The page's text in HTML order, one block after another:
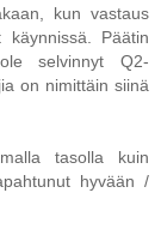
kun vastaus
Päätin
selvinnyt Q2-
on nimittäin siinä
tasolla kuin
hyvään /